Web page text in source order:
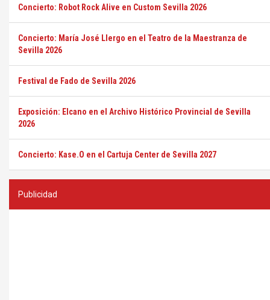
Concierto: Robot Rock Alive en Custom Sevilla 2026
Concierto: María José Llergo en el Teatro de la Maestranza de
Sevilla 2026
Festival de Fado de Sevilla 2026
Exposición: Elcano en el Archivo Histórico Provincial de Sevilla
2026
Concierto: Kase.O en el Cartuja Center de Sevilla 2027
Publicidad